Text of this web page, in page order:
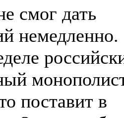
смог дать
поставит в